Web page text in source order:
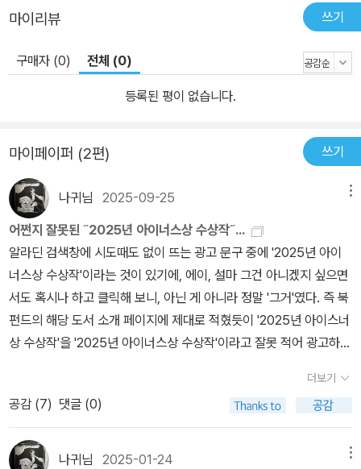
마이리뷰 쓰기
구매자 (0) 전체 (0)
등록된 평이 없습니다.
마이페이퍼 (2편) 쓰기
나귀님 2025-09-25
어쩐지 잘못된 ˝2025년 아이너스상 수상작˝...
알라딘 검색창에 시도때도 없이 뜨는 광고 문구 중에 '2025년 아이
너스상 수상작'이라는 것이 있기에, 에이, 설마 그건 아니겠지 싶으면
서도 혹시나 하고 클릭해 보니, 아닌 게 아니라 정말 '그거'였다. 즉 북
펀드의 해당 도서 소개 페이지에 제대로 적혔듯이 '2025년 아이스너
상 수상작'을 '2025년 아이너스상 수상작'이라고 잘못 적어 광고하는
05)를 기려 1988년에 제정되었으며, 하비상과 함께 만화계의 아카
데미상으로 간주될 만큼 막강한 권위를 지닌다. <왓치맨>, <배트맨:
킬링 조크>, <샌드맨>, <프롬 헬>, <신시티>, <아스테리오스 폴립
>, <하비비>, <담요>, <페이블즈> 등 우리나라에도 번역된 유명 그
더보기
공감 (7) 댓글 (0)
나귀님 2025-01-24